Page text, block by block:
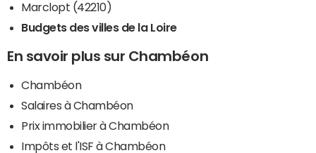
Marclopt (42210)
Budgets des villes de la Loire
En savoir plus sur Chambéon
Chambéon
Salaires à Chambéon
Prix immobilier à Chambéon
Impôts et l'ISF à Chambéon